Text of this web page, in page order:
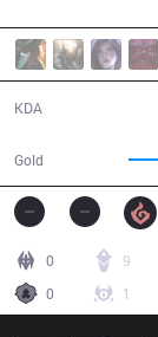
KDA
Gold
0 9
0
1